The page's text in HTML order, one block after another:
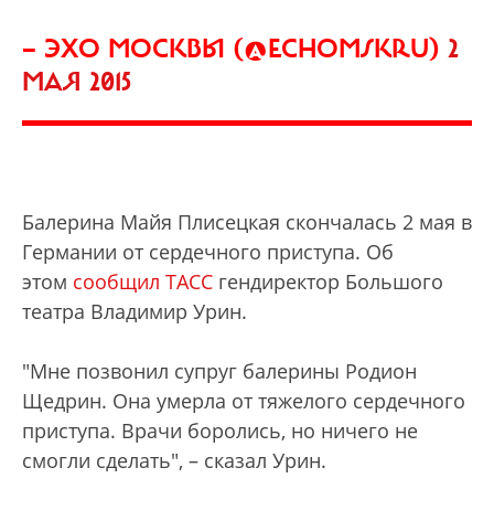
— ЭХО МОСКВЫ (@ECHOMSKRU) 2
МАЯ 2015
Балерина Майя Плисецкая скончалась 2 мая в
Германии от сердечного приступа. Об
этом сообщил ТАСС гендиректор Большого
театра Владимир Урин.
"Мне позвонил супруг балерины Родион
Щедрин. Она умерла от тяжелого сердечного
приступа. Врачи боролись, но ничего не
смогли сделать", – сказал Урин.